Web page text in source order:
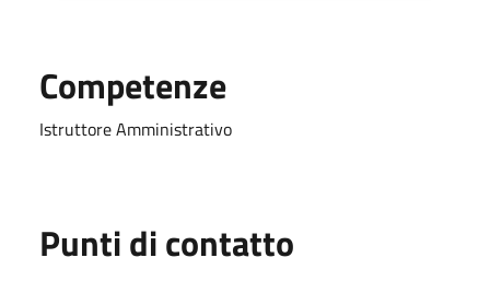
Competenze
Istruttore Amministrativo
Punti di contatto